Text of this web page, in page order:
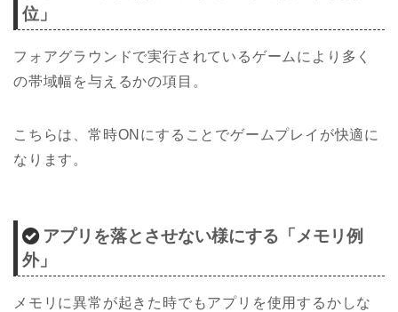
位」
フォアグラウンドで実行されているゲームにより多く
の帯域幅を与えるかの項目。
こちらは、常時ONにすることでゲームプレイが快適に
なります。
アプリを落とさせない様にする「メモリ例
外」
メモリに異常が起きた時でもアプリを使用するかしな